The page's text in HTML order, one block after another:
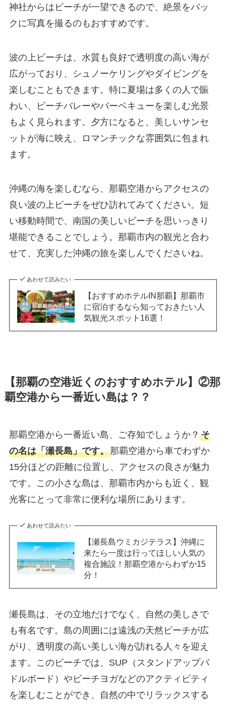
神社からはビーチが一望できるので、絶景をバッ
クに写真を撮るのもおすすめです。
波の上ビーチは、水質も良好で透明度の高い海が
広がっており、シュノーケリングやダイビングを
楽しむこともできます。特に夏場は多くの人で賑
わい、ビーチバレーやバーベキューを楽しむ光景
もよく見られます。夕方になると、美しいサンセ
ットが海に映え、ロマンチックな雰囲気に包まれ
ます。
沖縄の海を楽しむなら、那覇空港からアクセスの
良い波の上ビーチをぜひ訪れてみてください。短
い移動時間で、南国の美しいビーチを思いっきり
堪能できることでしょう。那覇市内の観光と合わ
せて、充実した沖縄の旅を楽しんでくださいね。
あわせて読みたい
【おすすめホテルIN那覇】那覇市
に宿泊するなら知っておきたい人
気観光スポット16選！
【那覇の空港近くのおすすめホテル】②那
覇空港から一番近い島は？？
那覇空港から一番近い島、ご存知でしょうか？ そ
の名は「瀬長島」です。那覇空港から車でわずか
15分ほどの距離に位置し、アクセスの良さが魅力
です。この小さな島は、那覇市内からも近く、観
光客にとって非常に便利な場所にあります。
あわせて読みたい
【瀬長島ウミカジテラス】沖縄に
来たら一度は行ってほしい人気の
複合施設！那覇空港からわずか15
分！
瀬長島は、その立地だけでなく、自然の美しさで
も有名です。島の周囲には遠浅の天然ビーチが広
がり、透明度の高い美しい海が訪れる人々を迎え
ます。このビーチでは、SUP（スタンドアップパ
ドルボード）やビーチヨガなどのアクティビティ
を楽しむことができ、自然の中でリラックスする